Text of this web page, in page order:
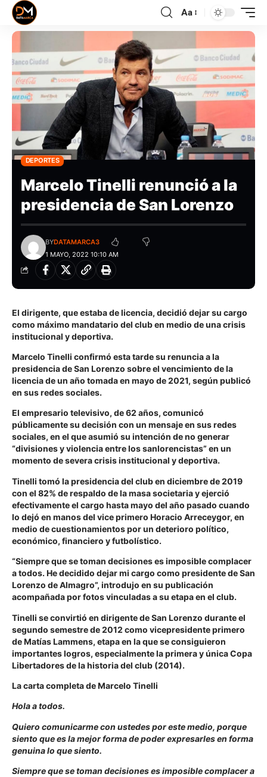
Aa
DEPORTES
Marcelo Tinelli renunció a la
presidencia de San Lorenzo
1 MAYO, 2022 10:10 AM
BYDATAMARCA3
El dirigente, que estaba de licencia, decidió dejar su cargo
como máximo mandatario del club en medio de una crisis
institucional y deportiva.
Marcelo Tinelli confirmó esta tarde su renuncia a la
presidencia de San Lorenzo sobre el vencimiento de la
licencia de un año tomada en mayo de 2021, según publicó
en sus redes sociales.
El empresario televisivo, de 62 años, comunicó
públicamente su decisión con un mensaje en sus redes
sociales, en el que asumió su intención de no generar
“divisiones y violencia entre los sanlorencistas” en un
momento de severa crisis institucional y deportiva.
Tinelli tomó la presidencia del club en diciembre de 2019
con el 82% de respaldo de la masa societaria y ejerció
efectivamente el cargo hasta mayo del año pasado cuando
lo dejó en manos del vice primero Horacio Arreceygor, en
medio de cuestionamientos por un deterioro político,
económico, financiero y futbolístico.
“Siempre que se toman decisiones es imposible complacer
a todos. He decidido dejar mi cargo como presidente de San
Lorenzo de Almagro”, introdujo en su publicación
acompañada por fotos vinculadas a su etapa en el club.
Tinelli se convirtió en dirigente de San Lorenzo durante el
segundo semestre de 2012 como vicepresidente primero
de Matías Lammens, etapa en la que se consiguieron
importantes logros, especialmente la primera y única Copa
Libertadores de la historia del club (2014).
La carta completa de Marcelo Tinelli
Hola a todos.
Quiero comunicarme con ustedes por este medio, porque
siento que es la mejor forma de poder expresarles en forma
genuina lo que siento.
Siempre que se toman decisiones es imposible complacer a